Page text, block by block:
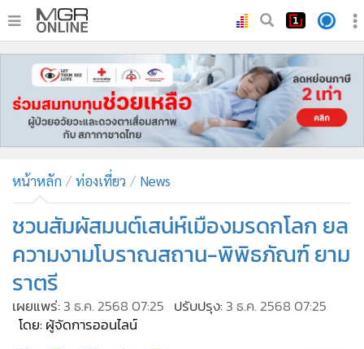
หน้าหลัก
ทันเหตุการณ์
• ภาคใต้
• บันเทิง
ผู้จัดการรายวัน
• คอลัมนิสต์
• ละคร
• CbizReview
• Cyber BIZ
หน้าหลัก ท่องเที่ยว News
ชวนสัมผัสมนต์เสน่ห์เมืองมรดกโลก ยล
ความงามโบราณสถาน-พิพิธภัณฑ์ ยาม
ราตรี
เผยแพร่: 3 ธ.ค. 2568 07:25 ปรับปรุง: 3 ธ.ค. 2568 07:25
โดย: ผู้จัดการออนไลน์